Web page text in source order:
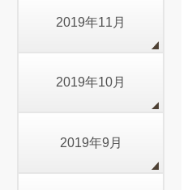
2019年11月
2019年10月
2019年9月